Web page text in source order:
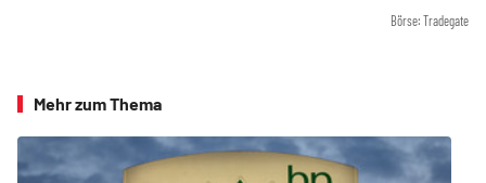
Börse: Tradegate
Mehr zum Thema